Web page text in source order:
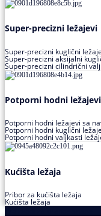
Super-precizni ležajevi
Super-precizni kuglični
Super-precizni aksijalni
Super-precizni cilindrični
Potporni hodni ležajevi
Potporni hodni ležajevi sa
Potporni hodni kuglični
Potporni hodni valjkasti
Kućišta ležaja
Pribor za kućišta ležaja
Kućišta ležaja